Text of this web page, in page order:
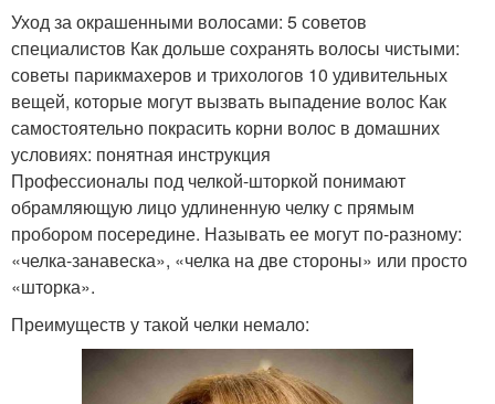
Уход за окрашенными волосами: 5 советов
специалистов Как дольше сохранять волосы чистыми:
советы парикмахеров и трихологов 10 удивительных
вещей, которые могут вызвать выпадение волос Как
самостоятельно покрасить корни волос в домашних
условиях: понятная инструкция
Профессионалы под челкой-шторкой понимают
обрамляющую лицо удлиненную челку с прямым
пробором посередине. Называть ее могут по-разному:
«челка-занавеска», «челка на две стороны» или просто
«шторка».
Преимуществ у такой челки немало: